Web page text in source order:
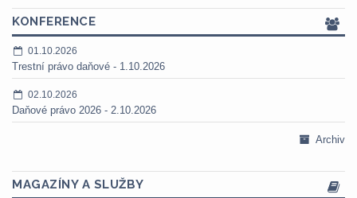
KONFERENCE
01.10.2026
Trestní právo daňové - 1.10.2026
02.10.2026
Daňové právo 2026 - 2.10.2026
Archiv
MAGAZÍNY A SLUŽBY